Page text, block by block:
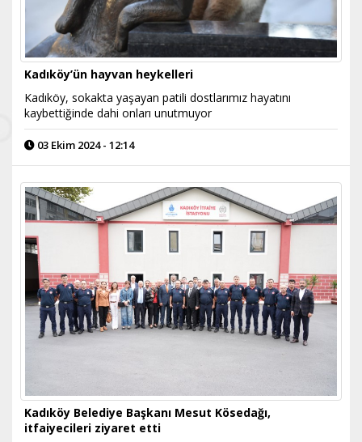
Kadıköy’ün hayvan heykelleri
Kadıköy, sokakta yaşayan patili dostlarımız hayatını
kaybettiğinde dahi onları unutmuyor
03 Ekim 2024 - 12:14
Kadıköy Belediye Başkanı Mesut Kösedağı,
itfaiyecileri ziyaret etti